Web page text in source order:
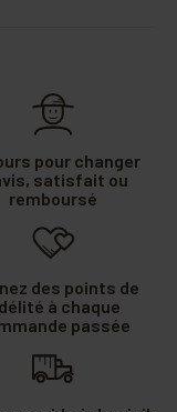
pour changer
satisfait ou
remboursé
des points de
à chaque
passée